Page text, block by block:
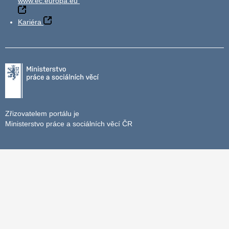
Kariéra
Zřizovatelem portálu je
Ministerstvo práce a sociálních věcí ČR